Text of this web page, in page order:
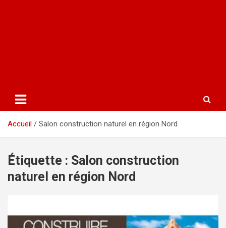
Accueil Salon construction naturel en région Nord
Étiquette : Salon construction
naturel en région Nord